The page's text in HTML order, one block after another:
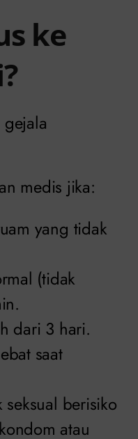
ke
medis jika:
yang tidak
(tidak
dari 3 hari.
saat
berisiko
atau